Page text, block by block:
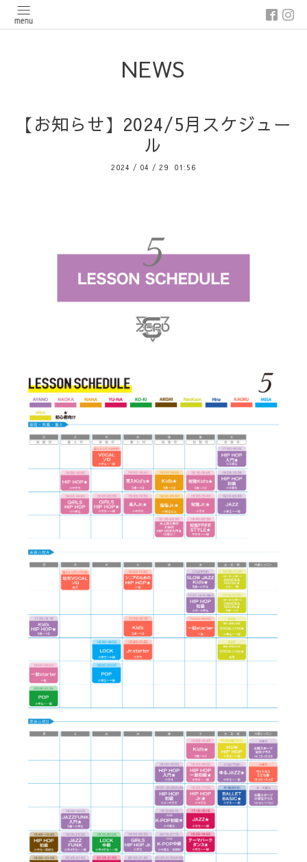
NEWS
【お知らせ】2024/5月スケジュー
ル
2024 / 04 / 29 01:56